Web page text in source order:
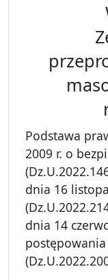
Podstawa
2009 r. o
dnia 16
dnia 14